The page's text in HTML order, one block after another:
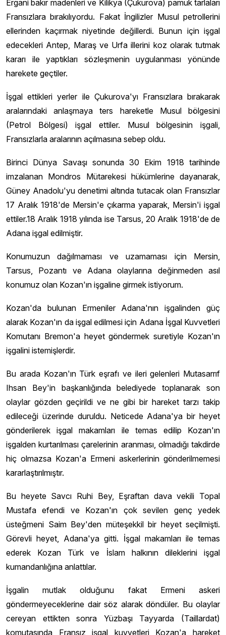
Ergani bakır madenleri ve Kilikya (Çukurova) pamuk tarlaları
Fransızlara bırakılıyordu. Fakat İngilizler Musul petrollerini
ellerinden kaçırmak niyetinde değillerdi. Bunun için işgal
edecekleri Antep, Maraş ve Urfa illerini koz olarak tutmak
kararı ile yaptıkları sözleşmenin uygulanması yönünde
harekete geçtiler.
İşgal ettikleri yerler ile Çukurova'yı Fransızlara bırakarak
aralarındaki anlaşmaya ters hareketle Musul bölgesini
(Petrol Bölgesi) işgal ettiler. Musul bölgesinin işgali,
Fransızlarla aralarının açılmasına sebep oldu.
Birinci Dünya Savaşı sonunda 30 Ekim 1918 tarihinde
imzalanan Mondros Mütarekesi hükümlerine dayanarak,
Güney Anadolu'yu denetimi altında tutacak olan Fransızlar
17 Aralık 1918'de Mersin'e çıkarma yaparak, Mersin'i işgal
ettiler.18 Aralık 1918 yılında ise Tarsus, 20 Aralık 1918'de de
Adana işgal edilmiştir.
Konumuzun dağılmaması ve uzamaması için Mersin,
Tarsus, Pozantı ve Adana olaylarına değinmeden asıl
konumuz olan Kozan'ın işgaline girmek istiyorum.
Kozan'da bulunan Ermeniler Adana'nın işgalinden güç
alarak Kozan'ın da işgal edilmesi için Adana İşgal Kuvvetleri
Komutanı Bremon'a heyet göndermek suretiyle Kozan'ın
işgalini istemişlerdir.
Bu arada Kozan'ın Türk eşrafı ve ileri gelenleri Mutasarrıf
Ihsan Bey'in başkanlığında belediyede toplanarak son
olaylar gözden geçirildi ve ne gibi bir hareket tarzı takip
edileceği üzerinde duruldu. Neticede Adana'ya bir heyet
gönderilerek işgal makamları ile temas edilip Kozan'ın
işgalden kurtarılması çarelerinin aranması, olmadığı takdirde
hiç olmazsa Kozan'a Ermeni askerlerinin gönderilmemesi
kararlaştırılmıştır.
Bu heyete Savcı Ruhi Bey, Eşraftan dava vekili Topal
Mustafa efendi ve Kozan'ın çok sevilen genç yedek
üsteğmeni Saim Bey'den müteşekkil bir heyet seçilmişti.
Görevli heyet, Adana'ya gitti. İşgal makamları ile temas
ederek Kozan Türk ve İslam halkının dileklerini işgal
kumandanlığına anlattılar.
İşgalin mutlak olduğunu fakat Ermeni askeri
göndermeyeceklerine dair söz alarak döndüler. Bu olaylar
cereyan ettikten sonra Yüzbaşı Tayyarda (Taillardat)
komutasında Fransız işgal kuvvetleri Kozan'a hareket